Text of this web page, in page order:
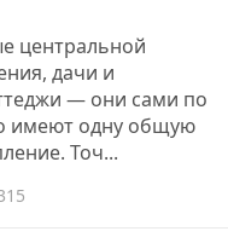
центральной
дачи и
— они сами по
имеют одну общую
Точ...